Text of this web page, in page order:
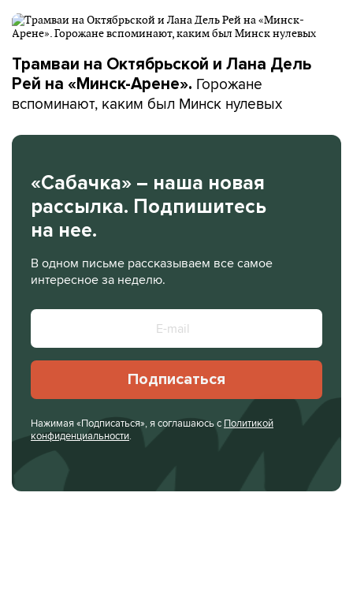
Трамваи на Октябрьской и Лана Дель
Рей на «Минск-Арене». Горожане
вспоминают, каким был Минск нулевых
«Сабачка» – наша новая
рассылка. Подпишитесь
на нее.
В одном письме рассказываем все самое
интересное за неделю.
Подписаться
Нажимая «Подписаться», я соглашаюсь с Политикой
конфиденциальности.